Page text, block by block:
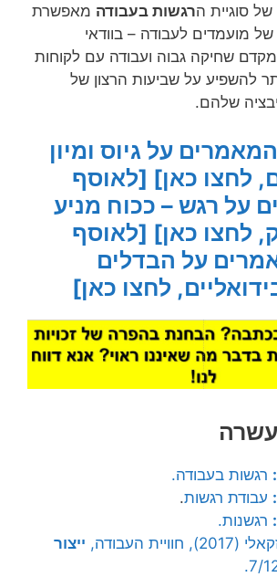
סוגיית הרגשות בעבודה מאפשרת
של מועמדים לעבודה – בוודאי
שחיקה גבוה ועבודה עם לקוחות
להשפיע על שביעות הרצון של
שלהם.
על גיוס ומיון
לחצו כאן] [לאוסף
על רגש – ככוח מניע
לחצו כאן] [לאוסף
על הבדלים
לחצו כאן]
רגשות בעבודה.
עבודת רגשות.
רגשנות.
העבודה,
ייצור